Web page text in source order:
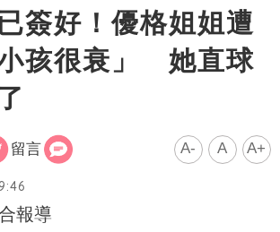
簽好！優格姐姐遭
孩很衰」 她直球
留言 A- A A+
報導